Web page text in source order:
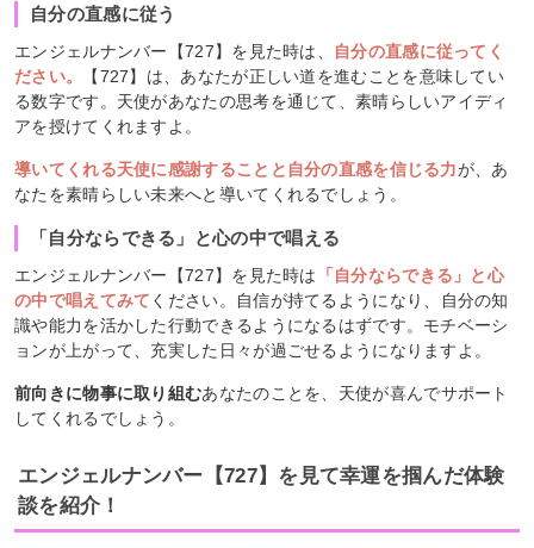
自分の直感に従う
エンジェルナンバー【727】を見た時は、
自分の直感に従ってく
ださい。
【727】は、あなたが正しい道を進むことを意味してい
る数字です。天使があなたの思考を通じて、素晴らしいアイディ
アを授けてくれますよ。
導いてくれる天使に感謝することと自分の直感を信じる力が、あ
なたを素晴らしい未来へと導いてくれるでしょう。
「自分ならできる」と心の中で唱える
エンジェルナンバー【727】を見た時は
「自分ならできる」と心
の中で唱えてみて ください。自信が持てるようになり、自分の知
識や能力を活かした行動できるようになるはずです。モチベーシ
ョンが上がって、充実した日々が過ごせるようになりますよ。
前向きに物事に取り組むあなたのことを、天使が喜んでサポート
してくれるでしょう。
エンジェルナンバー【727】を見て幸運を掴んだ体験
談を紹介！